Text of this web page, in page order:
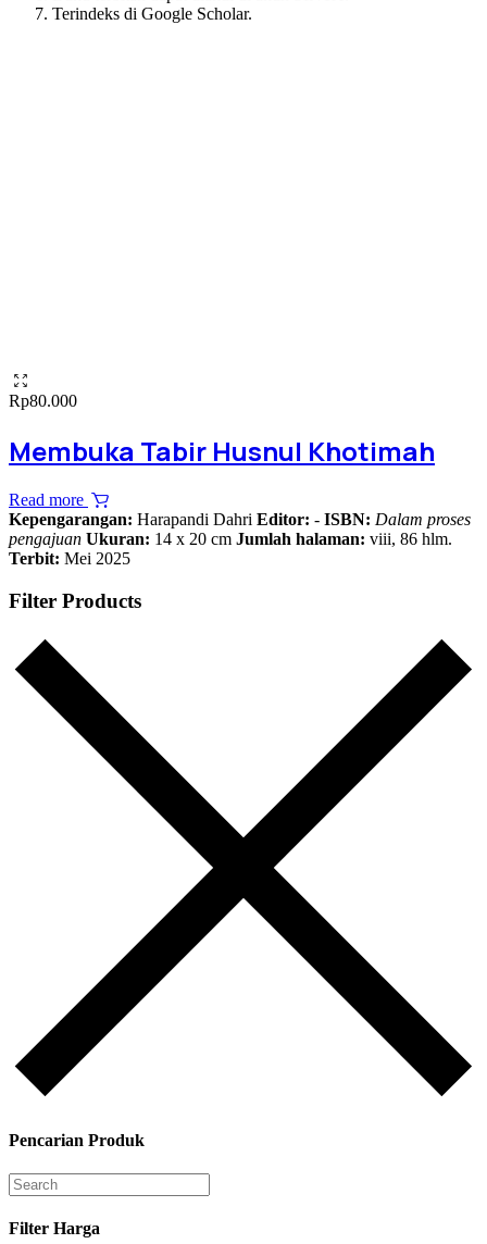
Terindeks di Google Scholar.
Rp80.000
Membuka Tabir Husnul Khotimah
Read more
Kepengarangan: Harapandi Dahri Editor: - ISBN: Dalam proses
pengajuan Ukuran: 14 x 20 cm Jumlah halaman: viii, 86 hlm.
Terbit: Mei 2025
Filter Products
Pencarian Produk
Filter Harga